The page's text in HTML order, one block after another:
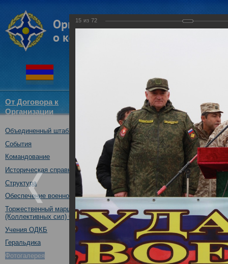
От Договора к
Организации
ОДКБ
Новости
Объединенный штаб ОДКБ
События
Командование
Историческая справка
Структура
Обеспечение военной безопасности
Торжественный марш Войск
(Коллективных сил) ОДКБ
Учения ОДКБ
Геральдика
Фотогалерея
Совместное учение
14.11.2017
15 из 72